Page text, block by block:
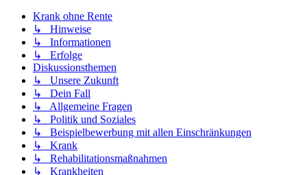
Krank ohne Rente
↳ Hinweise
↳ Informationen
↳ Erfolge
Diskussionsthemen
↳ Unsere Zukunft
↳ Dein Fall
↳ Allgemeine Fragen
↳ Politik und Soziales
↳ Beispielbewerbung mit allen Einschränkungen
↳ Krank
↳ Rehabilitationsmaßnahmen
↳ Krankheiten